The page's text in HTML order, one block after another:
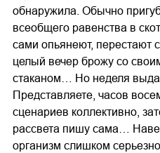
обнаружила. Обычно
всеобщего равенства в
сами опьянеют, перестают
целый вечер брожу со
стаканом… Но неделя
Представляете, часов
сценариев коллективно,
рассвета пишу сама…
организм слишком